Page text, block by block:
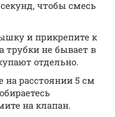
чтобы смесь
и прикрепите к
трубки не бывает в
отдельно.
на расстоянии 5 см
на клапан.